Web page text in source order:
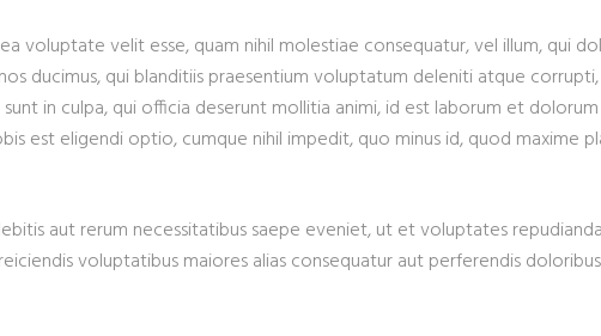
voluptate velit esse, quam nihil molestiae consequatur, vel illum, qui
ducimus, qui blanditiis praesentium voluptatum deleniti atque
in culpa, qui officia deserunt mollitia animi, id est laborum et
est eligendi optio, cumque nihil impedit, quo minus id, quod maxime
aut rerum necessitatibus saepe eveniet, ut et voluptates
voluptatibus maiores alias consequatur aut perferendis